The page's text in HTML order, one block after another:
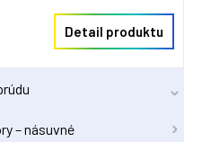
– násuvné
Detail produktu